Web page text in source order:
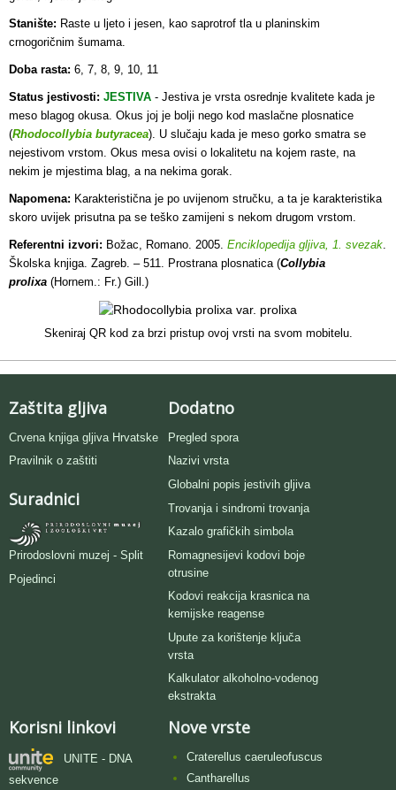
Stanište: Raste u ljeto i jesen, kao saprotrof tla u planinskim
crnogoričnim šumama.
Doba rasta: 6, 7, 8, 9, 10, 11
Status jestivosti: JESTIVA - Jestiva je vrsta osrednje kvalitete kada je
meso blagog okusa. Okus joj je bolji nego kod maslačne plosnatice
(Rhodocollybia butyracea). U slučaju kada je meso gorko smatra se
nejestivom vrstom. Okus mesa ovisi o lokalitetu na kojem raste, na
nekim je mjestima blag, a na nekima gorak.
Napomena: Karakteristična je po uvijenom stručku, a ta je karakteristika
skoro uvijek prisutna pa se teško zamijeni s nekom drugom vrstom.
Referentni izvori: Božac, Romano. 2005. Enciklopedija gljiva, 1. svezak.
Školska knjiga. Zagreb. – 511. Prostrana plosnatica (Collybia
prolixa (Hornem.: Fr.) Gill.)
Skeniraj QR kod za brzi pristup ovoj vrsti na svom mobitelu.
Zaštita gljiva
Crvena knjiga gljiva Hrvatske
Pravilnik o zaštiti
Suradnici
Prirodoslovni muzej - Split
Pojedinci
Dodatno
Pregled spora
Nazivi vrsta
Globalni popis jestivih gljiva
Trovanja i sindromi trovanja
Kazalo grafičkih simbola
Romagnesijevi kodovi boje
otrusine
Kodovi reakcija krasnica na
kemijske reagense
Upute za korištenje ključa
vrsta
Kalkulator alkoholno-vodenog
ekstrakta
Korisni linkovi
UNITE - DNA
sekvence
Nove vrste
Craterellus caeruleofuscus
Cantharellus